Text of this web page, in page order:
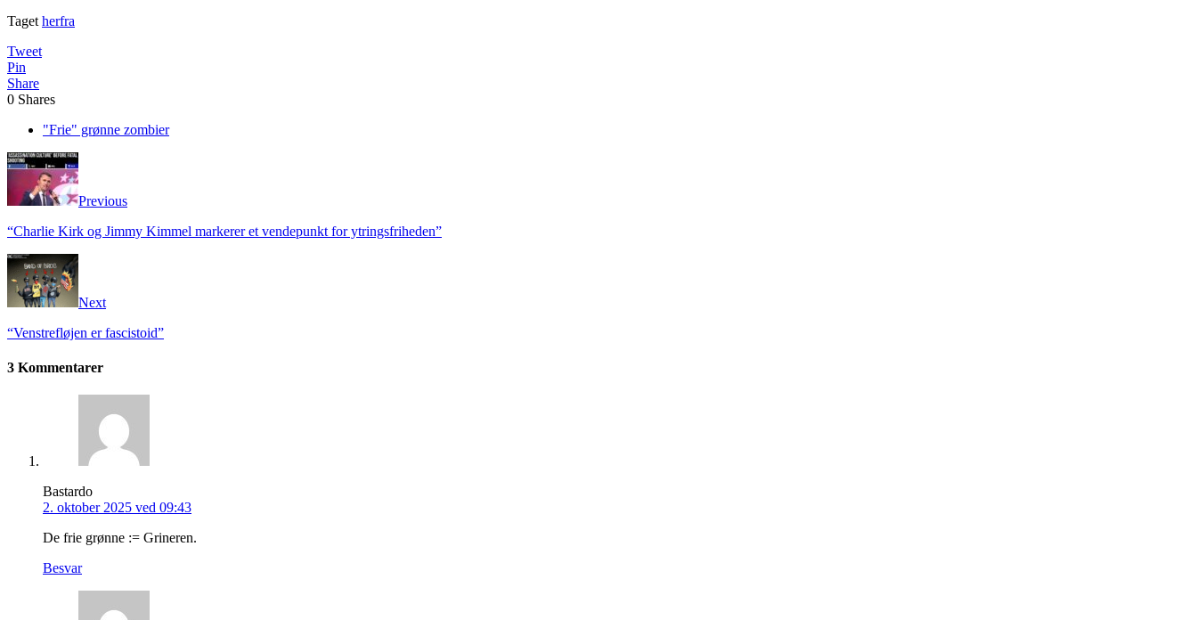
Taget herfra
Tweet
Pin
Share
0 Shares
"Frie" grønne zombier
Previous
“Charlie Kirk og Jimmy Kimmel markerer et vendepunkt for ytringsfriheden”
Next
“Venstrefløjen er fascistoid”
3 Kommentarer
Bastardo
2. oktober 2025 ved 09:43
De frie grønne := Grineren.
Besvar